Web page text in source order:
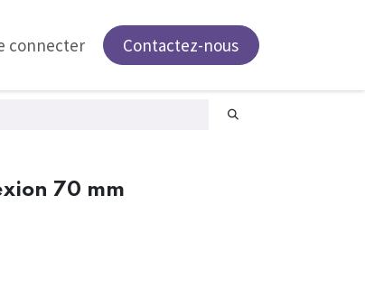
connecter Contactez-nous
70 mm